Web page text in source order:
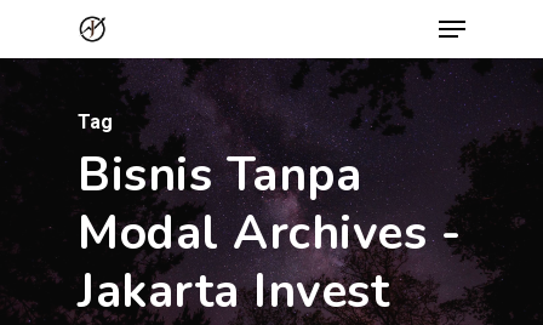
to
main
content
Menu
Tag
Bisnis Tanpa
Modal Archives -
Jakarta Invest
Close
Menu